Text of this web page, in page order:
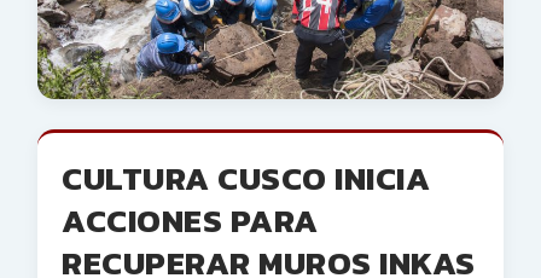
CULTURA CUSCO INICIA
ACCIONES PARA
RECUPERAR MUROS INKAS